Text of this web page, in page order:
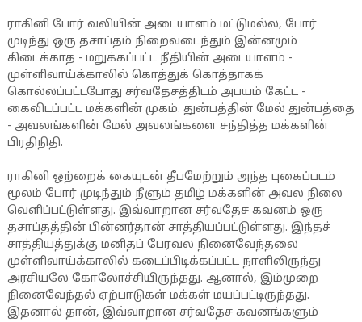
ராகினி போர் வலியின் அடையாளம் மட்டுமல்ல, போர்
முடிந்து ஒரு தசாப்தம் நிறைவடைந்தும் இன்னமும்
கிடைக்காத - மறுக்கப்பட்ட நீதியின் அடையாளம் -
முள்ளிவாய்க்காலில் கொத்துக் கொத்தாகக்
கொல்லப்பட்டபோது சர்வதேசத்திடம் அபயம் கேட்ட -
கைவிடப்பட்ட மக்களின் முகம். துன்பத்தின் மேல் துன்பத்தை
- அவலங்களின் மேல் அவலங்களை சந்தித்த மக்களின்
பிரதிநிதி.
ராகினி ஒற்றைக் கையுடன் தீபமேற்றும் அந்த புகைப்படம்
மூலம் போர் முடிந்தும் நீளும் தமிழ் மக்களின் அவல நிலை
வெளிப்பட்டுள்ளது. இவ்வாறான சர்வதேச கவனம் ஒரு
தசாப்தத்தின் பின்னர்தான் சாத்தியப்பட்டுள்ளது. இந்தச்
சாத்தியத்துக்கு மனிதப் பேரவல நினைவேந்தலை
முள்ளிவாய்க்காலில் கடைப்பிடிக்கப்பட்ட நாளிலிருந்து
அரசியலே கோலோச்சியிருந்தது. ஆனால், இம்முறை
நினைவேந்தல் ஏற்பாடுகள் மக்கள் மயப்பட்டிருந்தது.
இதனால் தான், இவ்வாறான சர்வதேச கவனங்களும்